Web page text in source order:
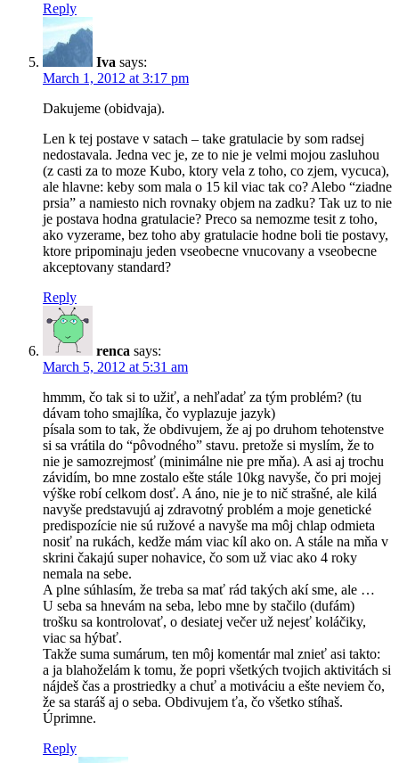
Reply
Iva says:
March 1, 2012 at 3:17 pm
Dakujeme (obidvaja).
Len k tej postave v satach – take gratulacie by som radsej
nedostavala. Jedna vec je, ze to nie je velmi mojou zasluhou
(z casti za to moze Kubo, ktory vela z toho, co zjem, vycuca),
ale hlavne: keby som mala o 15 kil viac tak co? Alebo “ziadne
prsia” a namiesto nich rovnaky objem na zadku? Tak uz to nie
je postava hodna gratulacie? Preco sa nemozme tesit z toho,
ako vyzerame, bez toho aby gratulacie hodne boli tie postavy,
ktore pripominaju jeden vseobecne vnucovany a vseobecne
akceptovany standard?
Reply
renca says:
March 5, 2012 at 5:31 am
hmmm, čo tak si to užiť, a nehľadať za tým problém? (tu
dávam toho smajlíka, čo vyplazuje jazyk)
písala som to tak, že obdivujem, že aj po druhom tehotenstve
si sa vrátila do “pôvodného” stavu. pretože si myslím, že to
nie je samozrejmosť (minimálne nie pre mňa). A asi aj trochu
závidím, bo mne zostalo ešte stále 10kg navyše, čo pri mojej
výške robí celkom dosť. A áno, nie je to nič strašné, ale kilá
navyše predstavujú aj zdravotný problém a moje genetické
predispozície nie sú ružové a navyše ma môj chlap odmieta
nosiť na rukách, kedže mám viac kíl ako on. A stále na mňa v
skrini čakajú super nohavice, čo som už viac ako 4 roky
nemala na sebe.
A plne súhlasím, že treba sa mať rád takých akí sme, ale …
U seba sa hnevám na seba, lebo mne by stačilo (dufám)
trošku sa kontrolovať, o desiatej večer už nejesť koláčiky,
viac sa hýbať.
Takže suma sumárum, ten môj komentár mal znieť asi takto:
a ja blahoželám k tomu, že popri všetkých tvojich aktivitách si
nájdeš čas a prostriedky a chuť a motiváciu a ešte neviem čo,
že sa staráš aj o seba. Obdivujem ťa, čo všetko stíhaš.
Úprimne.
Reply